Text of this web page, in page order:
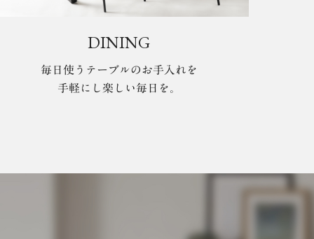
DINING
毎日使うテーブルのお手入れを
手軽にし楽しい毎日を。